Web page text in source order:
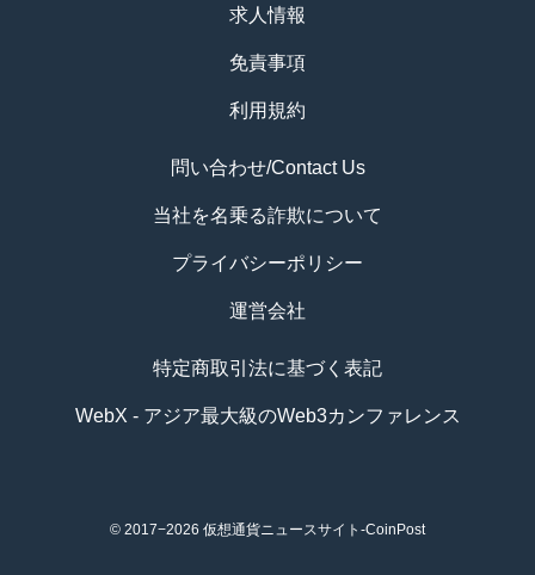
求人情報
免責事項
利用規約
問い合わせ/Contact Us
当社を名乗る詐欺について
プライバシーポリシー
運営会社
特定商取引法に基づく表記
WebX - アジア最大級のWeb3カンファレンス
© 2017−2026 仮想通貨ニュースサイト-CoinPost